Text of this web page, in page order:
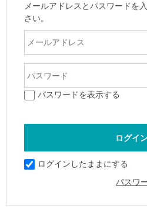
メールアドレスとパスワードを
さい。
パスワードを表示する
ログインしたままにする
パスワ